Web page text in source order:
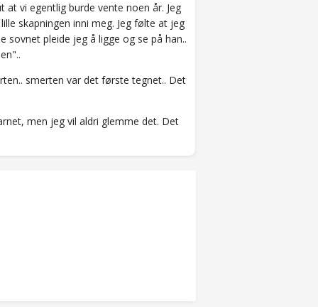
vi egentlig burde vente noen år. Jeg
skapningen inni meg. Jeg følte at jeg
sovnet pleide jeg å ligge og se på han..
smerten var det første tegnet.. Det
men jeg vil aldri glemme det. Det